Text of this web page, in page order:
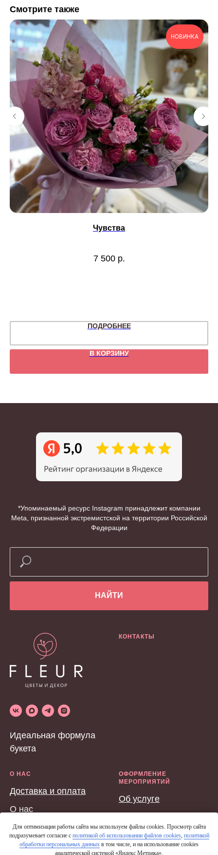
Смотрите также
НОВИНКА
Чувства
7 500 р.
ПОДРОБНЕЕ
В КОРЗИНУ
*Упоминаемый ресурс Instagram принадлежит компании
Meta, признанной экстремистской на территории Российской
Федерации
НАЙТИ
Идеальная формула
букета
КОНТАКТЫ
О НАС
Доставка и оплата
О нас
ОФОРМЛЕНИЕ
МЕРОПРИЯТИЙ
Об услуге
Для оптимизации работы сайта мы используем файлы cookies. Просмотр сайта
подразумевает согласие с политикой об использовании файлов cookies, политикой
обработки персональных данных в том числе, и на использование cookies
аналитической системой «Яндекс Метрика».